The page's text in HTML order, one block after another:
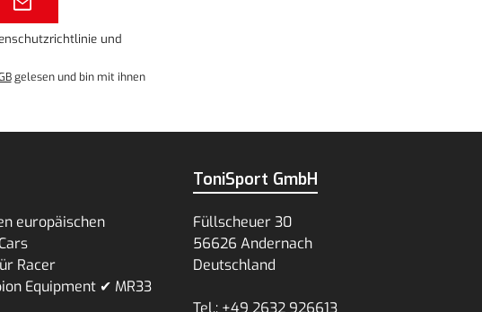
und
gelesen und bin mit ihnen
europäischen
Racer
Equipment ✔ MR33
ToniSport GmbH
Füllscheuer 30
56626 Andernach
Deutschland
Tel.: +49 2632 926613